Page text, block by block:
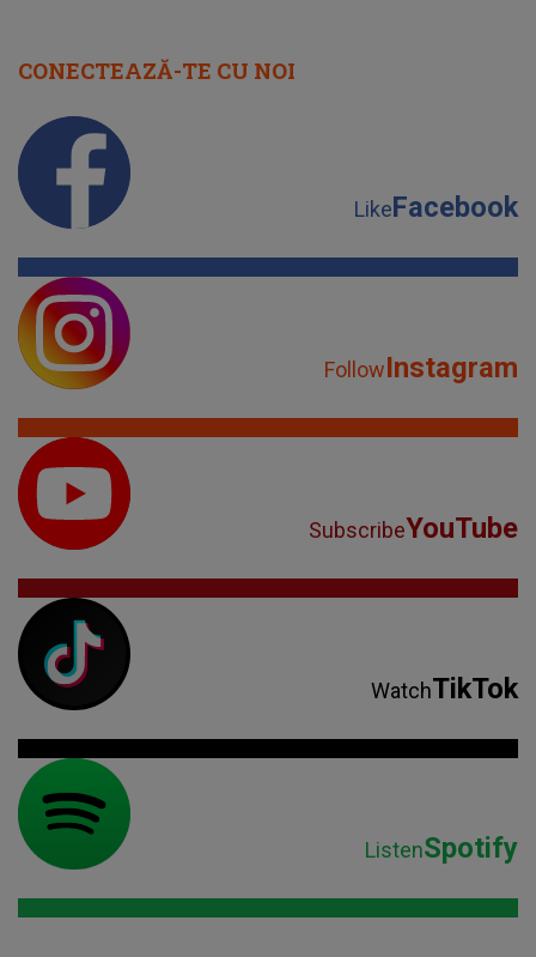
CONECTEAZĂ-TE CU NOI
LikeFacebook
FollowInstagram
SubscribeYouTube
WatchTikTok
ListenSpotify